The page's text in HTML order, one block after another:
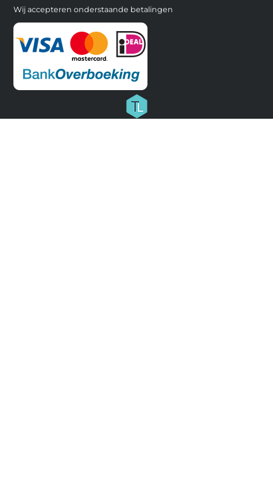
Wij accepteren onderstaande betalingen